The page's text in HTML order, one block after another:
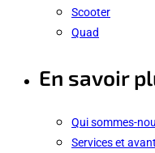
Scooter
Quad
En savoir
Qui sommes-
Services et